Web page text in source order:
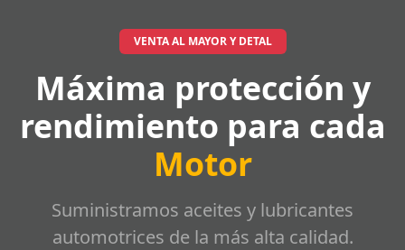
VENTA AL MAYOR Y DETAL
Máxima protección y
rendimiento para cada
Motor
Suministramos aceites y lubricantes
automotrices de la más alta calidad.